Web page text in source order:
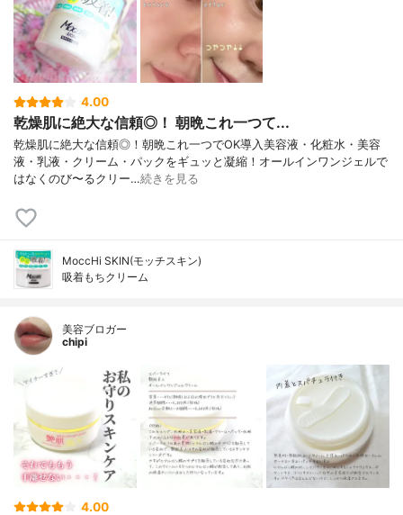
4.00
乾燥肌に絶大な信頼◎！ 朝晩これ一つて...
乾燥肌に絶大な信頼◎！朝晩これ一つでOK導入美容液・化粧水・美容
液・乳液・クリーム・パックをギュッと凝縮！オールインワンジェルで
はなくのび〜るクリー…続きを見る
MoccHi SKIN(モッチスキン)
吸着もちクリーム
美容ブロガー
chipi
4.00